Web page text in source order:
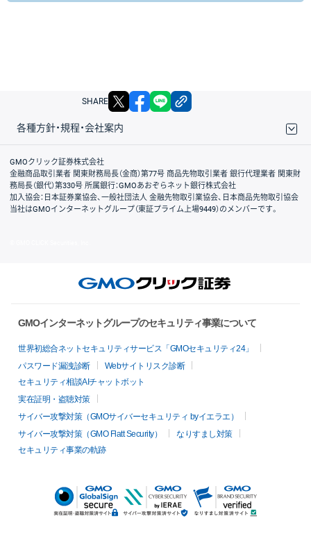
SHARE X facebook
各種方針・規程・会社案内
取引規程・約款
サイトマップ
その他のご案内
個人情報保護方針
最良執行方針
サイトのご利用について
ディスクレイマー
信託保全
リスク説明
会社案内
GMOクリック証券株式会社
金融商品取引業者 関東財務局長（金商）第77号 商品先物取引業者 銀行代理業者 関東財
務局長（銀代）第330号 所属銀行：GMOあおぞらネット銀行株式会社
加入協会：日本証券業協会、一般社団法人 金融先物取引業協会、日本商品先物取引協会
当社はGMOインターネットグループ（東証プライム上場9449）のメンバーです。
GMOインターネットグループのセキュリティ事業について
世界初総合ネットセキュリティサービス「GMOセキュリティ24」
パスワード漏洩診断
Webサイトリスク診断
セキュリティ相談AIチャットボット
実在証明・盗聴対策
サイバー攻撃対策（GMOサイバーセキュリティ byイエラエ）
サイバー攻撃対策（GMO Flatt Security）
なりすまし対策
セキュリティ事業の軌跡